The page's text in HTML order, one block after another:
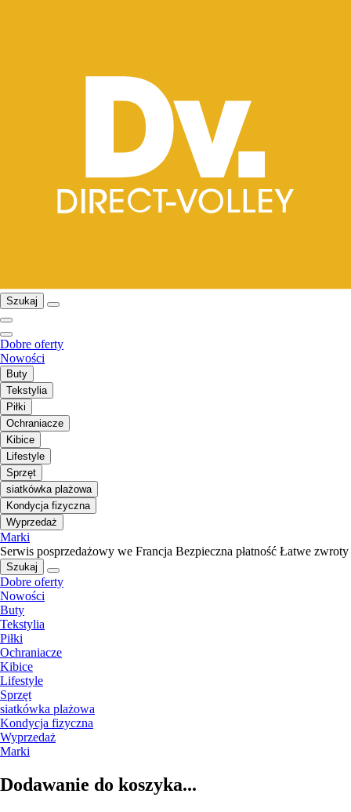
Szukaj
Dobre oferty
Nowości
Buty
Tekstylia
Piłki
Ochraniacze
Kibice
Lifestyle
Sprzęt
siatkówka plażowa
Kondycja fizyczna
Wyprzedaż
Marki
Serwis posprzedażowy we Francja Bezpieczna płatność Łatwe zwroty
Szukaj
Dobre oferty
Nowości
Buty
Tekstylia
Piłki
Ochraniacze
Kibice
Lifestyle
Sprzęt
siatkówka plażowa
Kondycja fizyczna
Wyprzedaż
Marki
Dodawanie do koszyka...